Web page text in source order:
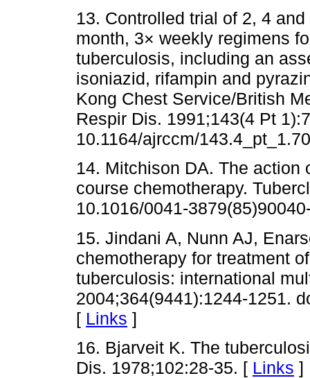
13. Controlled trial of 2, 4
month, 3× weekly regimens
tuberculosis, including an
isoniazid, rifampin and
Kong Chest Service/British
Respir Dis. 1991;143(4 Pt
10.1164/ajrccm/
14. Mitchison DA. The action
course chemotherapy.
10.1016/0041-
15. Jindani A, Nunn AJ,
chemotherapy for treatment
tuberculosis: international
2004;364(9441):1244-1251.
[ Links ]
16. Bjarveit K. The
Dis. 1978;102:28-35. [ Links ]